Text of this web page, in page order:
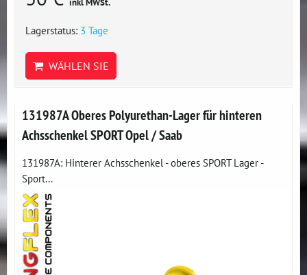
inkl MWSt.
Lagerstatus: 3 Tage
WÄHLEN SIE
131987A Oberes Polyurethan-Lager für hinteren
Achsschenkel SPORT Opel / Saab
131987A: Hinterer Achsschenkel - oberes SPORT Lager -
Sport...